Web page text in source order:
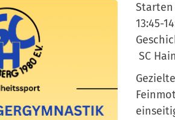
Starten
13:45-
SC